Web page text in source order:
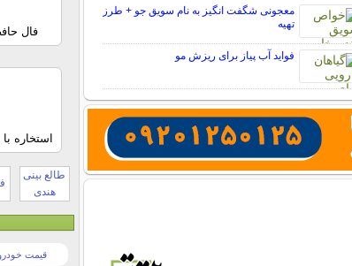
معجونی شگفت انگیز به نام سویق جو + طرز
تهیه
فواید آب پیاز برای ریزش مو
فال
استخاره
طالع بینی
هندی
قیمت